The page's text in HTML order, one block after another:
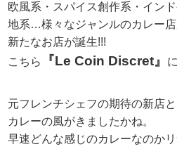
欧風系・スパイス創作系・イン
地系…様々なジャンルのカレー
新たなお店が誕生!!!
こちら
『Le Coin Discret』
元フレンチシェフの期待の新店
カレーの風がきましたかね。
早速どんな感じのカレーなのか